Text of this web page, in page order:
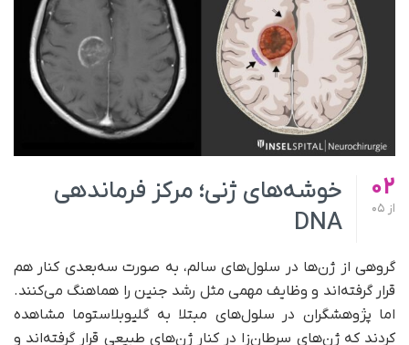
02
از
خوشه‌های ژنی؛ مرکز فرماندهی
DNA
گرو‌هی از ژن‌ها در سلول‌های سالم، به‌ صورت سه‌بعدی کنار هم
قرار گرفته‌اند و وظایف مهمی مثل رشد جنین را هماهنگ می‌کنند.
اما پژوهشگران در سلول‌های مبتلا به گلیوبلاستوما مشاهده
کردند که ژن‌های سرطان‌زا در کنار ژن‌های طبیعی قرار گرفته‌اند و